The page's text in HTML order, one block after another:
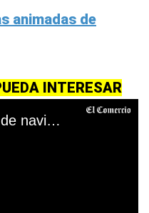
animadas de
INTERESAR
Netflix: Ocho películas de navidad para disfrutar en familia